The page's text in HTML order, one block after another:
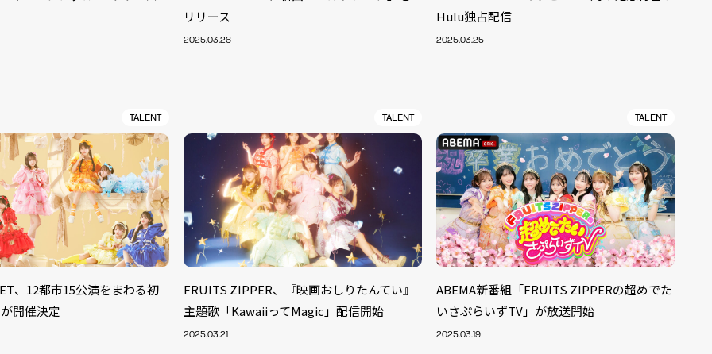
リリース
2025.03.26
Hulu独占配信
2025.03.25
TALENT
、12都市15公演をまわる初
開催決定
TALENT
FRUITS ZIPPER、『映画おしりたんてい』
主題歌「KawaiiってMagic」配信開始
2025.03.21
TALENT
ABEMA新番組「FRUITS ZIPPERの超めでた
いさぷらいずTV」が放送開始
2025.03.19
ARTIST 40 MODEL/TALENT